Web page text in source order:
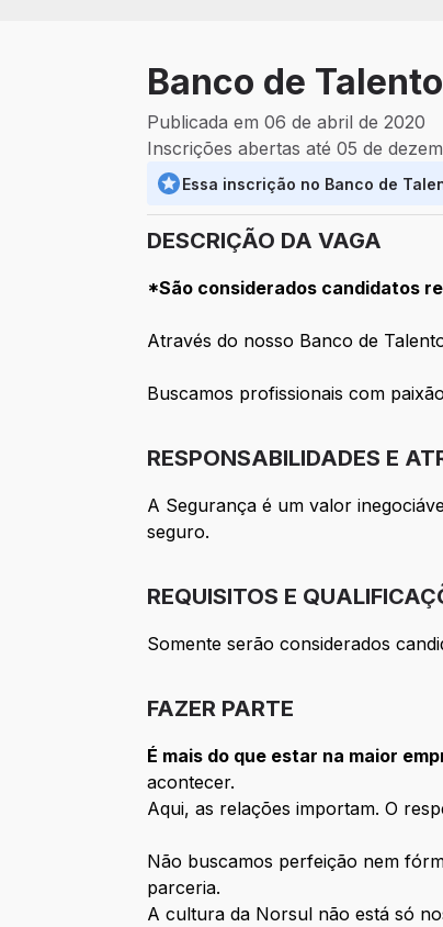
Banco de
Publicada em 06 de abril de 2020
Inscrições abertas até 05 de
Essa inscrição no Banco de
DESCRIÇÃO DA VAGA
*São considerados candidatos
Através do nosso Banco de
Buscamos profissionais com
RESPONSABILIDADES E
A Segurança é um valor
seguro.
REQUISITOS E
Somente serão considerados
FAZER PARTE
É mais do que estar na maior
acontecer.
Aqui, as relações importam. O
Não buscamos perfeição nem
parceria.
A cultura da Norsul não está só